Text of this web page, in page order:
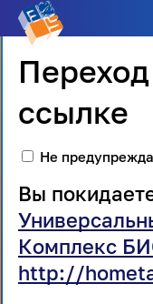
ссылке
Не
Вы
Комплекс
http://